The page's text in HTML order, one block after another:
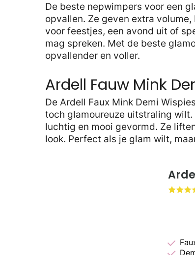
De beste nepwimpers voor een
opvallen. Ze geven extra
voor feestjes, een avond uit of
mag spreken. Met de beste
opvallender en voller.
Ardell Fauw Mink
De Ardell Faux Mink Demi
toch glamoureuze uitstraling
luchtig en mooi gevormd. Ze
look. Perfect als je glam wilt,